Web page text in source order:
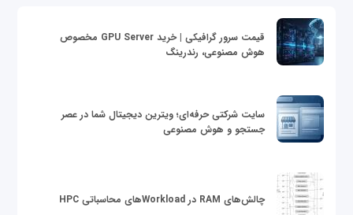
قیمت سرور گرافیکی | خرید GPU Server مخصوص
هوش مصنوعی، رندرینگ
سایت شرکتی حرفه‌ای؛ ویترین دیجیتال شما در عصر
جستجو و هوش مصنوعی
چالش‌های RAM در Workloadهای محاسباتی HPC